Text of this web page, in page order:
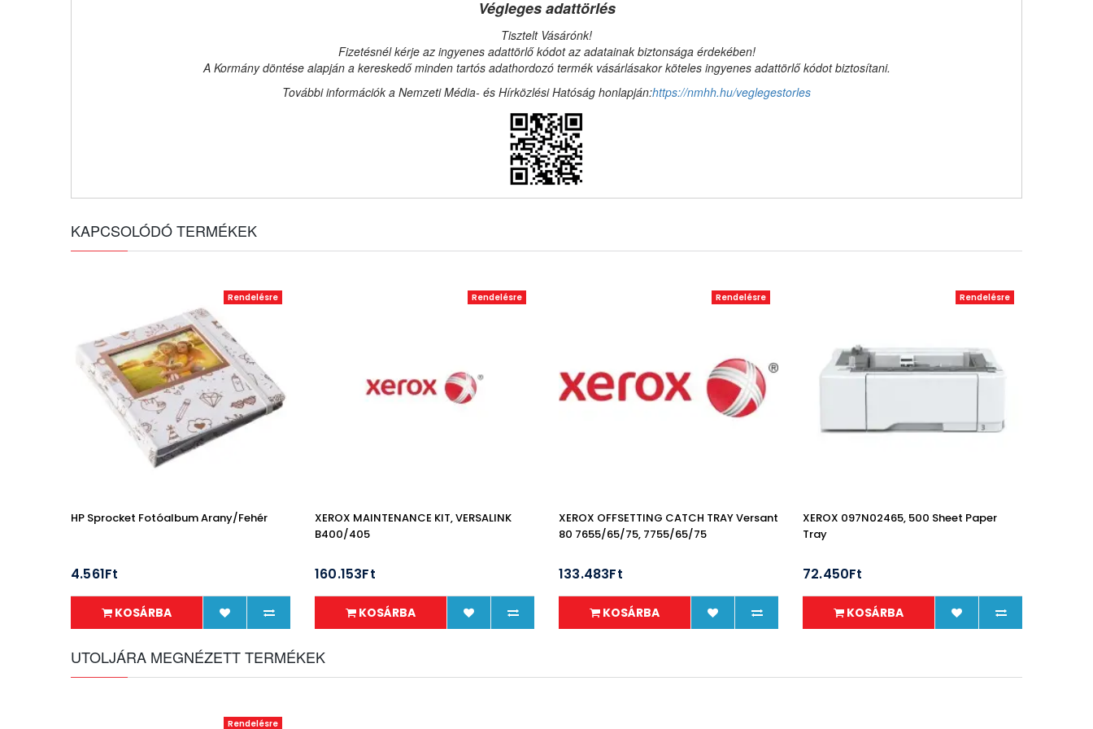
Végleges adattörlés
Tisztelt Vásárónk!
Fizetésnél kérje az ingyenes adattörlő kódot az adatainak biztonsága érdekében!
A Kormány döntése alapján a kereskedő minden tartós adathordozó termék vásárlásakor köteles ingyenes adattörlő kódot biztosítani.
További információk a Nemzeti Média- és Hírközlési Hatóság honlapján:https://nmhh.hu/veglegestorles
KAPCSOLÓDÓ TERMÉKEK
Rendelésre
HP Sprocket Fotóalbum Arany/Fehér
4.561Ft
KOSÁRBA
Rendelésre
XEROX MAINTENANCE KIT, VERSALINK
B400/405
160.153Ft
KOSÁRBA
Rendelésre
XEROX OFFSETTING CATCH TRAY Versant
80 7655/65/75, 7755/65/75
133.483Ft
KOSÁRBA
Rendelésre
XEROX 097N02465, 500 Sheet Paper
Tray
72.450Ft
KOSÁRBA
UTOLJÁRA MEGNÉZETT TERMÉKEK
Rendelésre